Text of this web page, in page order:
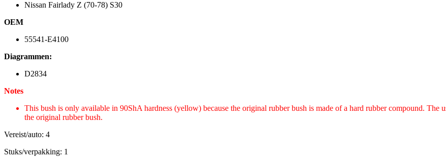
Nissan Fairlady Z (70-78) S30
OEM
55541-E4100
Diagrammen:
D2834
Notes
This bush is only available in 90ShA hardness (yellow) because the original rubber bush is made of a hard rubber compound.
the original rubber bush.
Vereist/auto: 4
Stuks/verpakking: 1